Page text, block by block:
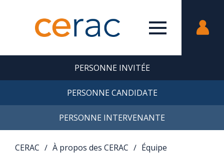
PERSONNE INVITÉE
PERSONNE CANDIDATE
PERSONNE INTERVENANTE
CERAC ∕ À propos des CERAC ∕ Équipe